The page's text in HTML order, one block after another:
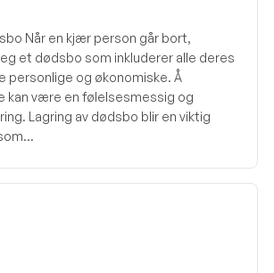
Når en kjær person går bort,
et dødsbo som inkluderer alle deres
personlige og økonomiske. Å
kan være en følelsesmessig og
Lagring av dødsbo blir en viktig